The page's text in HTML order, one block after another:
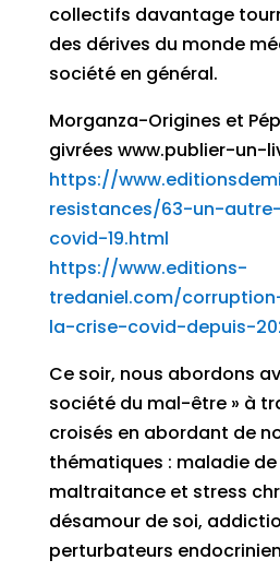
collectifs davantage
des dérives du monde
société en général.
Morganza-Origines et
givrées www.publier-un-
https://
resistances/63-un-
covid-19.html
https://www.editions-
tredaniel.com/
la-crise-covid-depuis-
Ce soir, nous abordons
société du mal-être » à
croisés en abordant de
thématiques : maladie
maltraitance et stress
désamour de soi,
perturbateurs